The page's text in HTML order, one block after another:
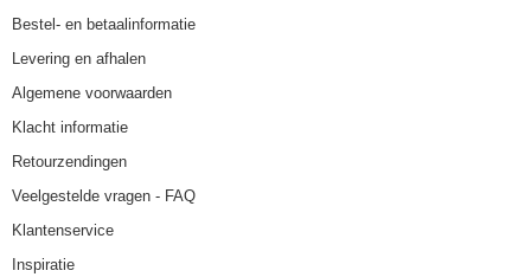
Bestel- en betaalinformatie
Levering en afhalen
Algemene voorwaarden
Klacht informatie
Retourzendingen
Veelgestelde vragen - FAQ
Klantenservice
Inspiratie